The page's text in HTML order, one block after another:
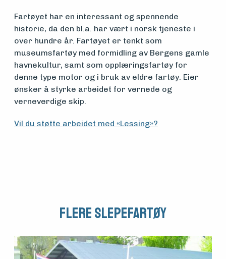
Fartøyet har en interessant og spennende
historie, da den bl.a. har vært i norsk tjeneste i
over hundre år. Fartøyet er tenkt som
museumsfartøy med formidling av Bergens gamle
havnekultur, samt som opplæringsfartøy for
denne type motor og i bruk av eldre fartøy. Eier
ønsker å styrke arbeidet for vernede og
verneverdige skip.
Vil du støtte arbeidet med «Lessing»?
Flere Slepefartøy